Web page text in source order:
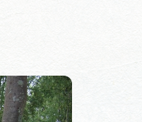
阜
イト「ＶＩＳＩＴ